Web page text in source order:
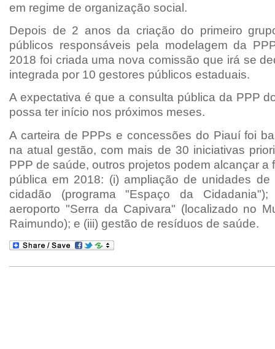
em regime de organização social.
Depois de 2 anos da criação do primeiro
públicos responsáveis pela modelagem da
2018 foi criada uma nova comissão que irá se
integrada por 10 gestores públicos estaduais.
A expectativa é que a consulta pública da PPP
possa ter início nos próximos meses.
A carteira de PPPs e concessões do Piauí foi
na atual gestão, com mais de 30 iniciativas
PPP de saúde, outros projetos podem alcançar a
pública em 2018: (i) ampliação de unidades de
cidadão (programa "Espaço da
aeroporto "Serra da Capivara" (localizado no
Raimundo); e (iii) gestão de resíduos de saúde.